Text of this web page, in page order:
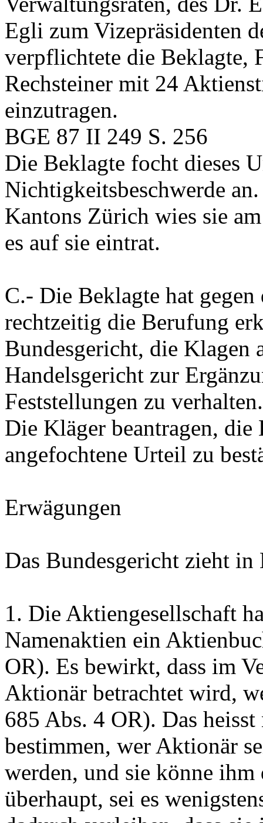
Egli zum Vizepräsidenten
verpflichtete die Beklagte,
Rechsteiner mit 24
einzutragen.
BGE 87 II 249 S. 256
Die Beklagte focht dieses
Nichtigkeitsbeschwerde
Kantons Zürich wies sie
es auf sie eintrat.
C.- Die Beklagte hat
rechtzeitig die Berufung
Bundesgericht, die Klagen
Handelsgericht zur
Feststellungen zu verhalten.
Die Kläger beantragen, die
angefochtene Urteil zu
Erwägungen
Das Bundesgericht zieht in
1. Die Aktiengesellschaft
Namenaktien ein
OR). Es bewirkt, dass im
Aktionär betrachtet wird,
685 Abs. 4 OR). Das
bestimmen, wer Aktionär
werden, und sie könne ihm
überhaupt, sei es